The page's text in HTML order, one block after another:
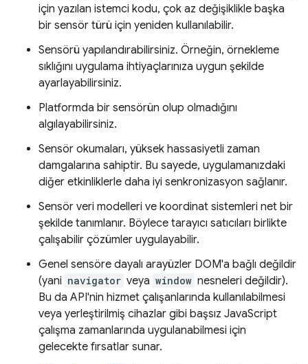
için yazılan istemci kodu, çok az değişiklikle başka
bir sensör türü için yeniden kullanılabilir.
Sensörü yapılandırabilirsiniz. Örneğin, örnekleme
sıklığını uygulama ihtiyaçlarınıza uygun şekilde
ayarlayabilirsiniz.
Platformda bir sensörün olup olmadığını
algılayabilirsiniz.
Sensör okumaları, yüksek hassasiyetli zaman
damgalarına sahiptir. Bu sayede, uygulamanızdaki
diğer etkinliklerle daha iyi senkronizasyon sağlanır.
Sensör veri modelleri ve koordinat sistemleri net bir
şekilde tanımlanır. Böylece tarayıcı satıcıları birlikte
çalışabilir çözümler uygulayabilir.
Genel sensöre dayalı arayüzler DOM'a bağlı değildir
(yani navigator veya window nesneleri değildir).
Bu da API'nin hizmet çalışanlarında kullanılabilmesi
veya yerleştirilmiş cihazlar gibi başsız JavaScript
çalışma zamanlarında uygulanabilmesi için
gelecekte fırsatlar sunar.